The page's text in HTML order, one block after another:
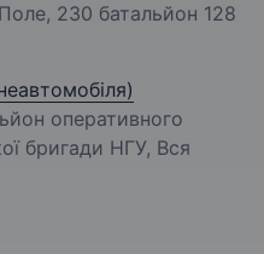
230 батальйон 128
оперативного
бригади НГУ, Вся